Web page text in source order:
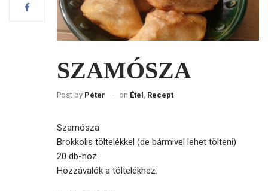
SZAMÓSZA
Post by Péter on Étel , Recept
Szamósza
Brokkolis töltelékkel (de bármivel lehet tölteni)
20 db-hoz
Hozzávalók a töltelékhez: